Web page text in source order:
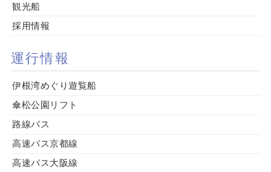
観光船
採用情報
運行情報
伊根湾めぐり遊覧船
傘松公園リフト
路線バス
高速バス京都線
高速バス大阪線